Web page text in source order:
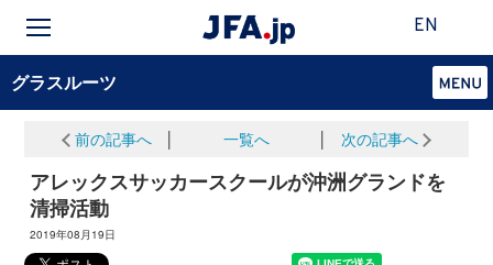
EN
グラスルーツ
前の記事へ 一覧へ 次の記事へ
アレックスサッカースクールが沖洲グランドを
清掃活動
2019年08月19日